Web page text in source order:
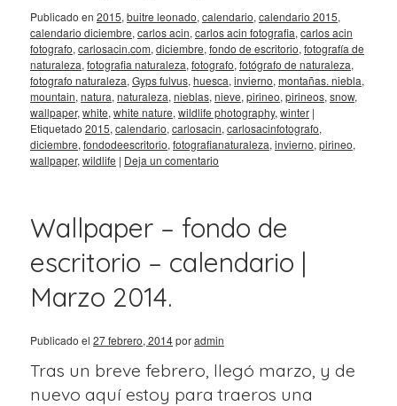
Publicado en 2015, buitre leonado, calendario, calendario 2015,
calendario diciembre, carlos acin, carlos acin fotografia, carlos acin
fotografo, carlosacin.com, diciembre, fondo de escritorio, fotografía de
naturaleza, fotografia naturaleza, fotografo, fotógrafo de naturaleza,
fotografo naturaleza, Gyps fulvus, huesca, invierno, montañas. niebla,
mountain, natura, naturaleza, nieblas, nieve, pirineo, pirineos, snow,
wallpaper, white, white nature, wildlife photography, winter |
Etiquetado 2015, calendario, carlosacin, carlosacinfotografo,
diciembre, fondodeescritorio, fotografianaturaleza, invierno, pirineo,
wallpaper, wildlife | Deja un comentario
Wallpaper – fondo de
escritorio – calendario |
Marzo 2014.
Publicado el 27 febrero, 2014poradmin
Tras un breve febrero, llegó marzo, y de
nuevo aquí estoy para traeros una